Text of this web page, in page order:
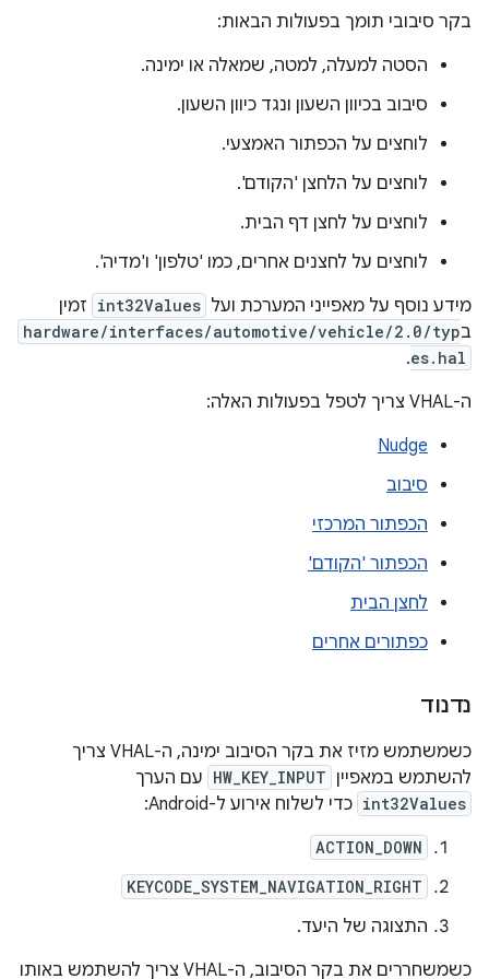
בקר סיבובי תומך בפעולות הבאות:
הסטה למעלה, למטה, שמאלה או ימינה.
סיבוב בכיוון השעון ונגד כיוון השעון.
לוחצים על הכפתור האמצעי.
לוחצים על הלחצן 'הקודם'.
לוחצים על לחצן דף הבית.
לוחצים על לחצנים אחרים, כמו 'טלפון' ו'מדיה'.
מידע נוסף על מאפייני המערכת ועל int32Values זמין
בhardware/interfaces/automotive/vehicle/2.0/typ
es.hal
.
ה-VHAL צריך לטפל בפעולות האלה:
Nudge
סיבוב
הכפתור המרכזי
הכפתור 'הקודם'
לחצן הבית
כפתורים אחרים
נדנוד
כשמשתמש מזיז את בקר הסיבוב ימינה, ה-VHAL צריך
להשתמש במאפיין HW_KEY_INPUT עם הערך
int32Values כדי לשלוח אירוע ל-Android:
ACTION_DOWN
KEYCODE_SYSTEM_NAVIGATION_RIGHT
התצוגה של היעד.
כשמשחררים את בקר הסיבוב, ה-VHAL צריך להשתמש באותו